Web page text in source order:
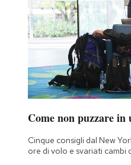
Come non puzzare in
Cinque consigli dal New
ore di volo e svariati cambi